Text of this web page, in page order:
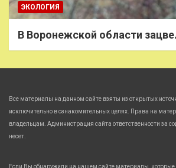
ЭКОЛОГИЯ
В Воронежской области
Все материалы на данном сайте взяты из открытых
исключительно в ознакомительных целях. Права на
владельцам. Администрация сайта ответственности за
несет.
Если Вы обнаружили на нашем сайте материалы,